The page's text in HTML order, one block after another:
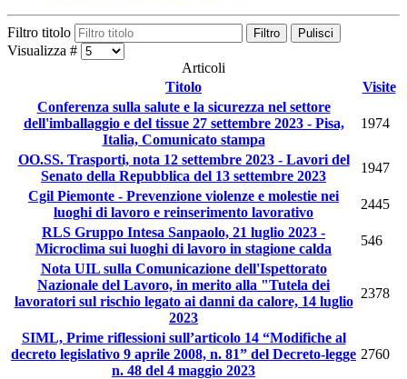
Filtro titolo Filtro Pulisci
Visualizza #
Articoli
Titolo
Visite
Conferenza sulla salute e la sicurezza nel settore
dell'imballaggio e del tissue 27 settembre 2023 - Pisa,
Italia, Comunicato stampa
1974
OO.SS. Trasporti, nota 12 settembre 2023 - Lavori del
Senato della Repubblica del 13 settembre 2023
1947
Cgil Piemonte - Prevenzione violenze e molestie nei
luoghi di lavoro e reinserimento lavorativo
2445
RLS Gruppo Intesa Sanpaolo, 21 luglio 2023 -
Microclima sui luoghi di lavoro in stagione calda
546
Nota UIL sulla Comunicazione dell'Ispettorato
Nazionale del Lavoro, in merito alla "Tutela dei
lavoratori sul rischio legato ai danni da calore, 14 luglio
2023
2378
SIML, Prime riflessioni sull’articolo 14 “Modifiche al
decreto legislativo 9 aprile 2008, n. 81” del Decreto-legge
n. 48 del 4 maggio 2023
2760